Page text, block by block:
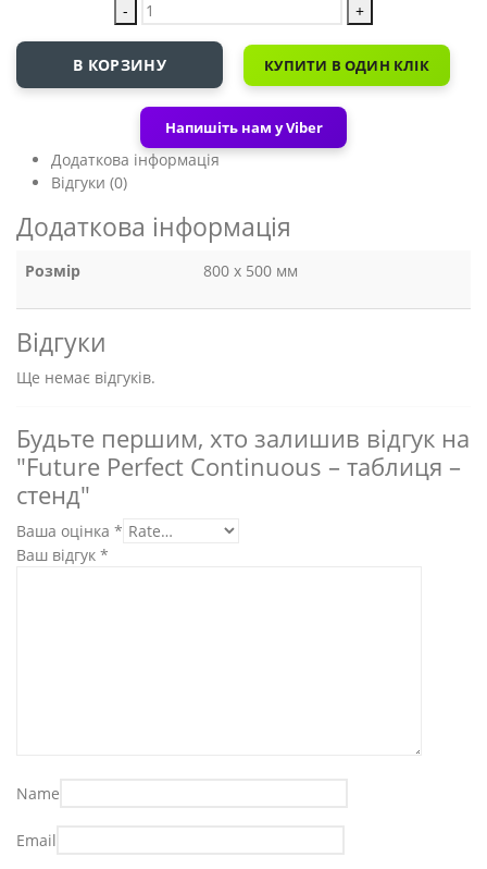
- +
В КОРЗИНУ КУПИТИ В ОДИН КЛІК
Напишіть нам у Viber
Додаткова інформація
Відгуки (0)
Додаткова інформація
Розмір 800 x 500 мм
Відгуки
Ще немає відгуків.
Будьте першим, хто залишив відгук на
"Future Perfect Continuous – таблиця –
стенд"
Ваша оцінка *
Ваш відгук *
Name
Email